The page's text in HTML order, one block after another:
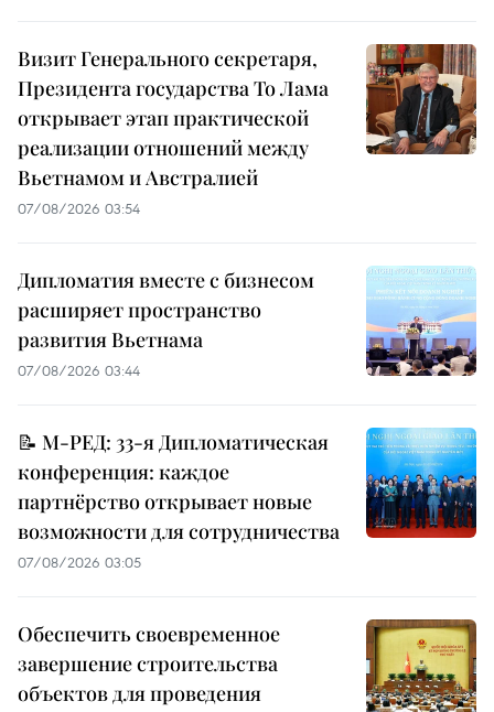
Визит Генерального секретаря,
Президента государства То Лама
открывает этап практической
реализации отношений между
Вьетнамом и Австралией
07/08/2026 03:54
Дипломатия вместе с бизнесом
расширяет пространство
развития Вьетнама
07/08/2026 03:44
📝 М-РЕД: 33-я Дипломатическая
конференция: каждое
партнёрство открывает новые
возможности для сотрудничества
07/08/2026 03:05
Обеспечить своевременное
завершение строительства
объектов для проведения